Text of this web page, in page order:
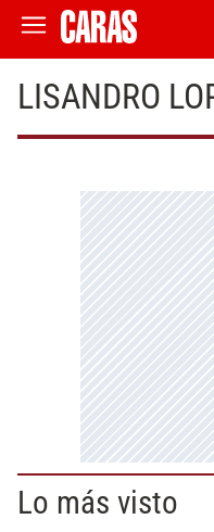
LISANDRO
Lo más visto